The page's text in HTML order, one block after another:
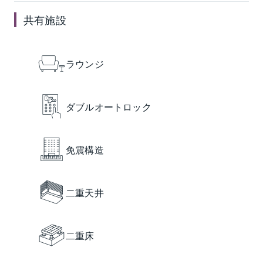
共有施設
ラウンジ
ダブルオートロック
免震構造
二重天井
二重床